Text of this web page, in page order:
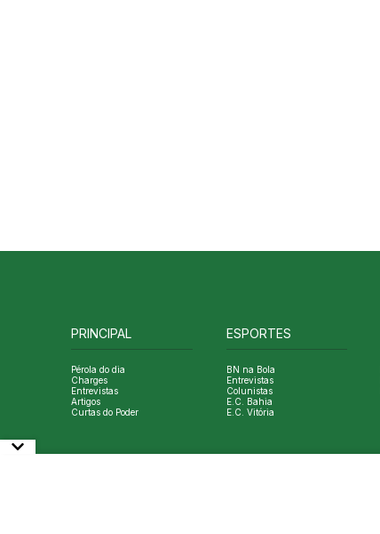
PRINCIPAL
Pérola do dia
Charges
Entrevistas
Artigos
Curtas do Poder
ESPORTES
BN na Bola
Entrevistas
Colunistas
E.C. Bahia
E.C. Vitória